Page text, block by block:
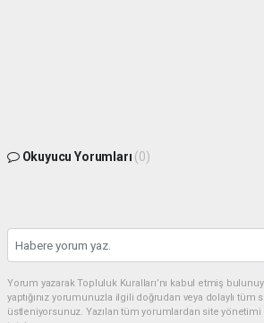
Okuyucu Yorumları (0)
Yorum yazarak Topluluk Kuralları’nı kabul etmiş
yaptığınız yorumunuzla ilgili doğrudan veya dolaylı tüm
üstleniyorsunuz. Yazılan tüm yorumlardan site